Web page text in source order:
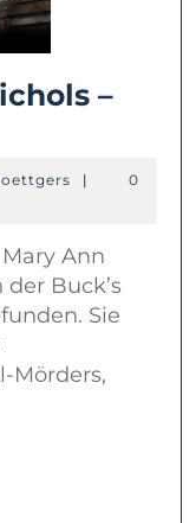
–
Philipp
|
0
Ann
Buck’s
Sie
Mörders,